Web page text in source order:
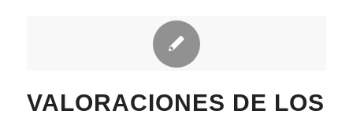
VALORACIONES DE LOS